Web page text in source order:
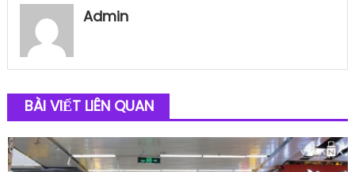
Admin
BÀI VIẾT LIÊN QUAN